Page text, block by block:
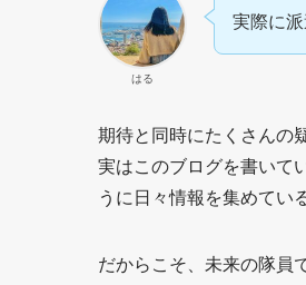
はる
実際に
期待と同時にたくさんの
実はこのブログを書いて
うに日々情報を集めてい
だからこそ、未来の隊員